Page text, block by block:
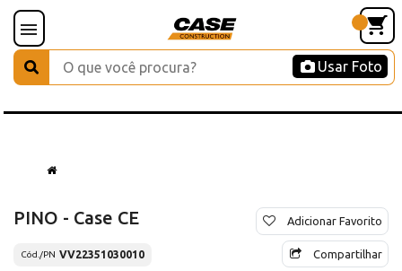
Usar Foto
PINO - Case CE
Cód./PN VV22351030010
Adicionar Favorito
Compartilhar